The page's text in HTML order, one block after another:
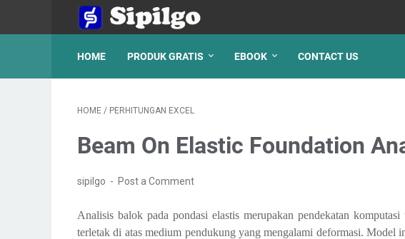
HOME PRODUK GRATIS EBOOK CONTACT US
HOME / PERHITUNGAN EXCEL
Beam On Elastic Foundation
sipilgo Post a Comment
Analisis balok pada pondasi elastis merupakan pendekatan
terletak di atas medium pendukung yang mengalami deformasi. Model